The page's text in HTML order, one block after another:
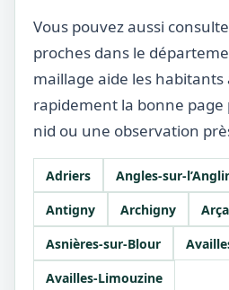
Vous pouvez aussi
proches dans le
maillage aide les
rapidement la bonne
nid ou une observation
Adriers Angles-sur-
Antigny
Archigny
Asnières-sur-Blour
Availles-Limouzine